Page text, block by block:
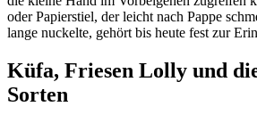
oder Papierstiel, der leicht nach Pappe
lange nuckelte, gehört bis heute fest zur
Küfa, Friesen Lolly und
Sorten